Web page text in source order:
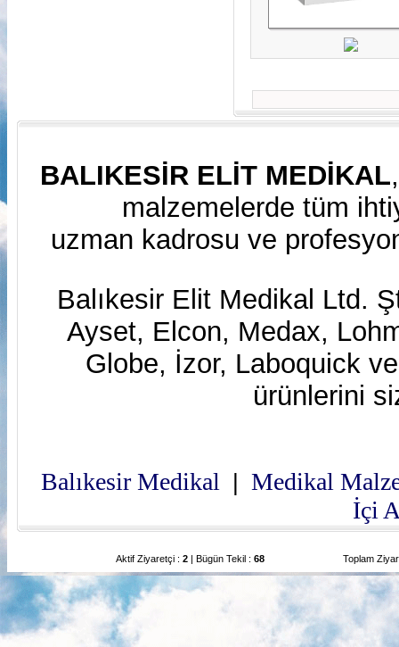
BALIKESİR ELİT MEDİKAL
malzemelerde tüm
uzman kadrosu ve
Balıkesir Elit Medikal Ltd.
Ayset, Elcon, Medax,
Globe, İzor, Laboquick
ürünlerini
Balıkesir Medikal | Medikal
İçi
Aktif Ziyaretçi : 2 | Bügün Tekil : 68 Toplam